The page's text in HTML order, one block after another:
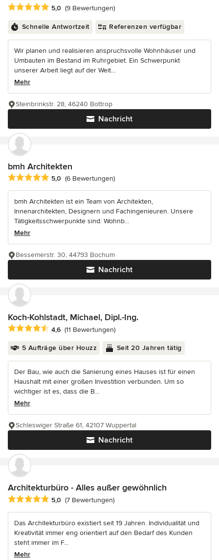
Durchschnittliche Bewertung: 5 von 5 Sternen
5,0 (9 Bewertungen)
Schnelle Antwortzeit Referenzen verfügbar
Wir planen und realisieren anspruchsvolle Wohnhäuser und
Umbauten im Bestand im Ruhrgebiet. Ein Schwerpunkt
unserer Arbeit liegt auf der Weit...
Mehr
Nachricht
Steinbrinkstr. 28, 46240 Bottrop
bmh Architekten
Durchschnittliche Bewertung: 5 von 5 Sternen
5,0 (6 Bewertungen)
bmh Architekten ist ein Team von Architekten,
Innenarchitekten, Designern und Fachingenieuren. Unsere
Tätigkeitsschwerpunkte sind: Wohnb...
Mehr
Nachricht
Bessemerstr. 30, 44793 Bochum
Koch-Kohlstadt, Michael, Dipl.-Ing.
Durchschnittliche Bewertung: 4.6 von 5 Sternen
4,6 (11 Bewertungen)
5 Aufträge über Houzz Seit 20 Jahren tätig
Der Bau, wie auch die Sanierung eines Hauses ist für einen
Haushalt mit einer großen Investition verbunden. Um so
wichtiger ist es, dass die B...
Mehr
Nachricht
Schleswiger Straße 61, 42107 Wuppertal
Architekturbüro - Alles außer gewöhnlich
Durchschnittliche Bewertung: 5 von 5 Sternen
5,0 (7 Bewertungen)
Das Architekturbüro existiert seit 19 Jahren. Individualität und
Kreativität immer eng orientiert auf den Bedarf des Kunden
steht immer im F...
Mehr